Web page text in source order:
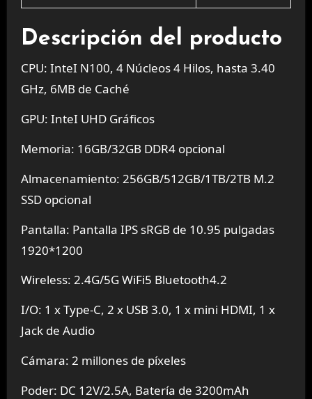
Descripción del producto
CPU: InteI N100, 4 Núcleos 4 Hilos, hasta 3.40
GHz, 6MB de Caché
GPU: InteI UHD Gráficos
Memoria: 16GB/32GB DDR4 opcional
Almacenamiento: 256GB/512GB/1TB/2TB M.2
SSD opcional
Pantalla: Pantalla IPS sRGB de 10.95 pulgadas
1920*1200
Wireless: 2.4G/5G WiFi5 Bluetooth4.2
I/O: 1 x Type-C, 2 x USB 3.0, 1 x mini HDMI, 1 x
Jack de Audio
Cámara: 2 millones de píxeles
Poder: DC 12V/2.5A, Batería de 3200mAh